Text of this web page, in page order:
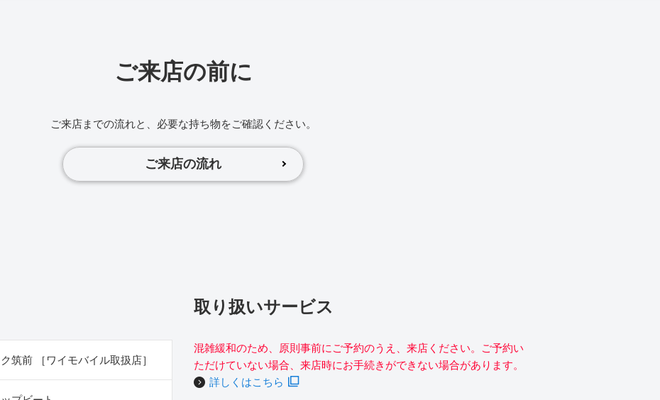
ご来店の前に
ご来店までの流れと、必要な持ち物をご確認ください。
ご来店の流れ
筑前 ［ワイモバイル取扱店］
取り扱いサービス
混雑緩和のため、原則事前にご予約のうえ、来店ください。ご予約い
ただけていない場合、来店時にお手続きができない場合があります。
詳しくはこちら